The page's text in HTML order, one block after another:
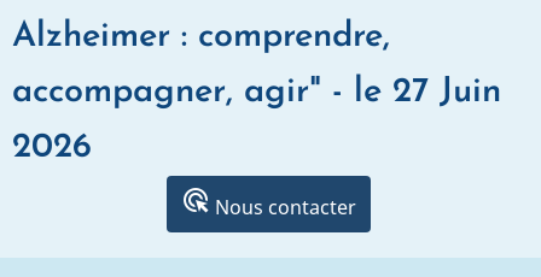
Alzheimer : comprendre,
accompagner, agir" - le 27 Juin
2026
ads_click Nous contacter